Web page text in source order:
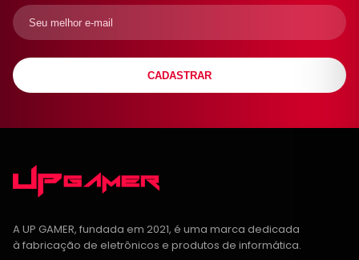
CADASTRAR
A UP GAMER, fundada em 2021, é uma marca dedicada
à fabricação de eletrônicos e produtos de informática.